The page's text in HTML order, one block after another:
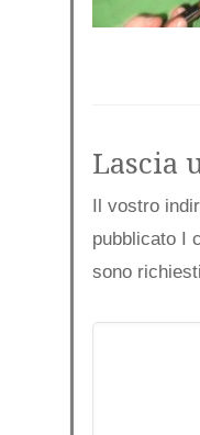
Lascia
Il vostro
pubblicato I
sono richiesti